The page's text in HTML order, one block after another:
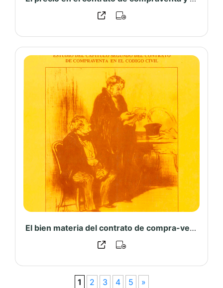
El bien materia del contrato de compra-venta : algunas consideraciones preliminares sobre el contrato de compraventa y estudio del capítulo segundo de dicho contrato en el Código Civil – PUCP
1 2 3 4 5 »